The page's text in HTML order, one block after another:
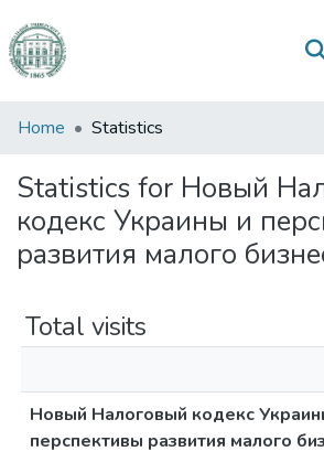
Communities
Collections
All of DSpace
Home Statistics
Statistics for Новый
кодекс Украины и
развития малого
Total visits
Новый Налоговый кодекс
перспективы развития малого